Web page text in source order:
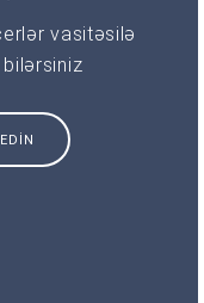
vasitəsilə